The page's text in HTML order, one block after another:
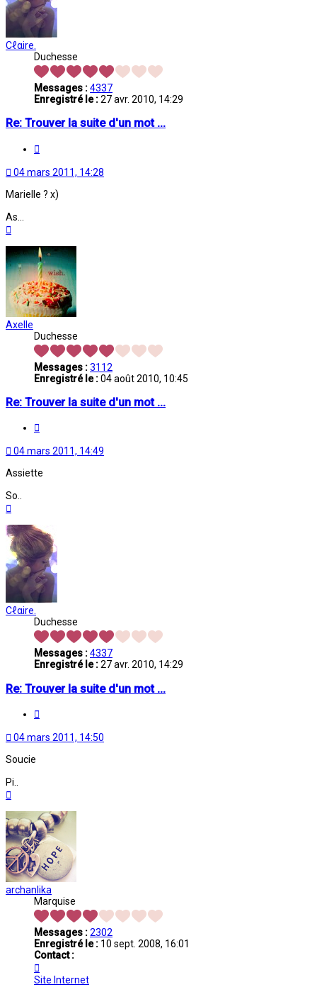
Cℓαire.
Duchesse
Messages :4337
Enregistré le :27 avr. 2010, 14:29
Re: Trouver la suite d'un mot ...
04 mars 2011, 14:28
Marielle ? x)
As...
Axelle
Duchesse
Messages :3112
Enregistré le :04 août 2010, 10:45
Re: Trouver la suite d'un mot ...
04 mars 2011, 14:49
Assiette
So..
Cℓαire.
Duchesse
Messages :4337
Enregistré le :27 avr. 2010, 14:29
Re: Trouver la suite d'un mot ...
04 mars 2011, 14:50
Soucie
Pi..
archanlika
Marquise
Messages :2302
Enregistré le : 10 sept. 2008, 16:01
Contact :
archanlika
Site Internet